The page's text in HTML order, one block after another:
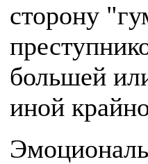
сторону
большей
иной